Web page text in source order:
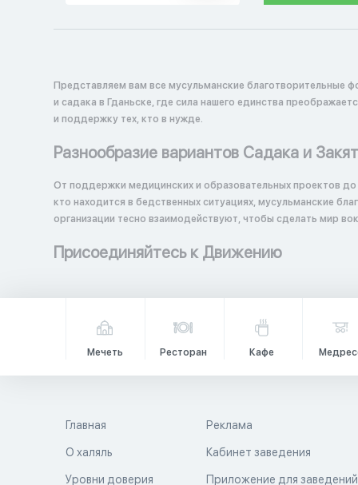
Представляем вам все мусульманские благотворительные
и садака в Гданьске, где сила нашего единства
и поддержку тех, кто в нужде.
Разнообразие вариантов Садака и
От поддержки медицинских и образовательных проектов
кто находится в бедственных ситуациях, мусульманские
организации тесно взаимодействуют, чтобы сделать мир
Присоединяйтесь к Движению
Мечеть Ресторан Кафе
Главная
О халяль
Уровни доверия
Реклама
Кабинет заведения
Приложение для заведений